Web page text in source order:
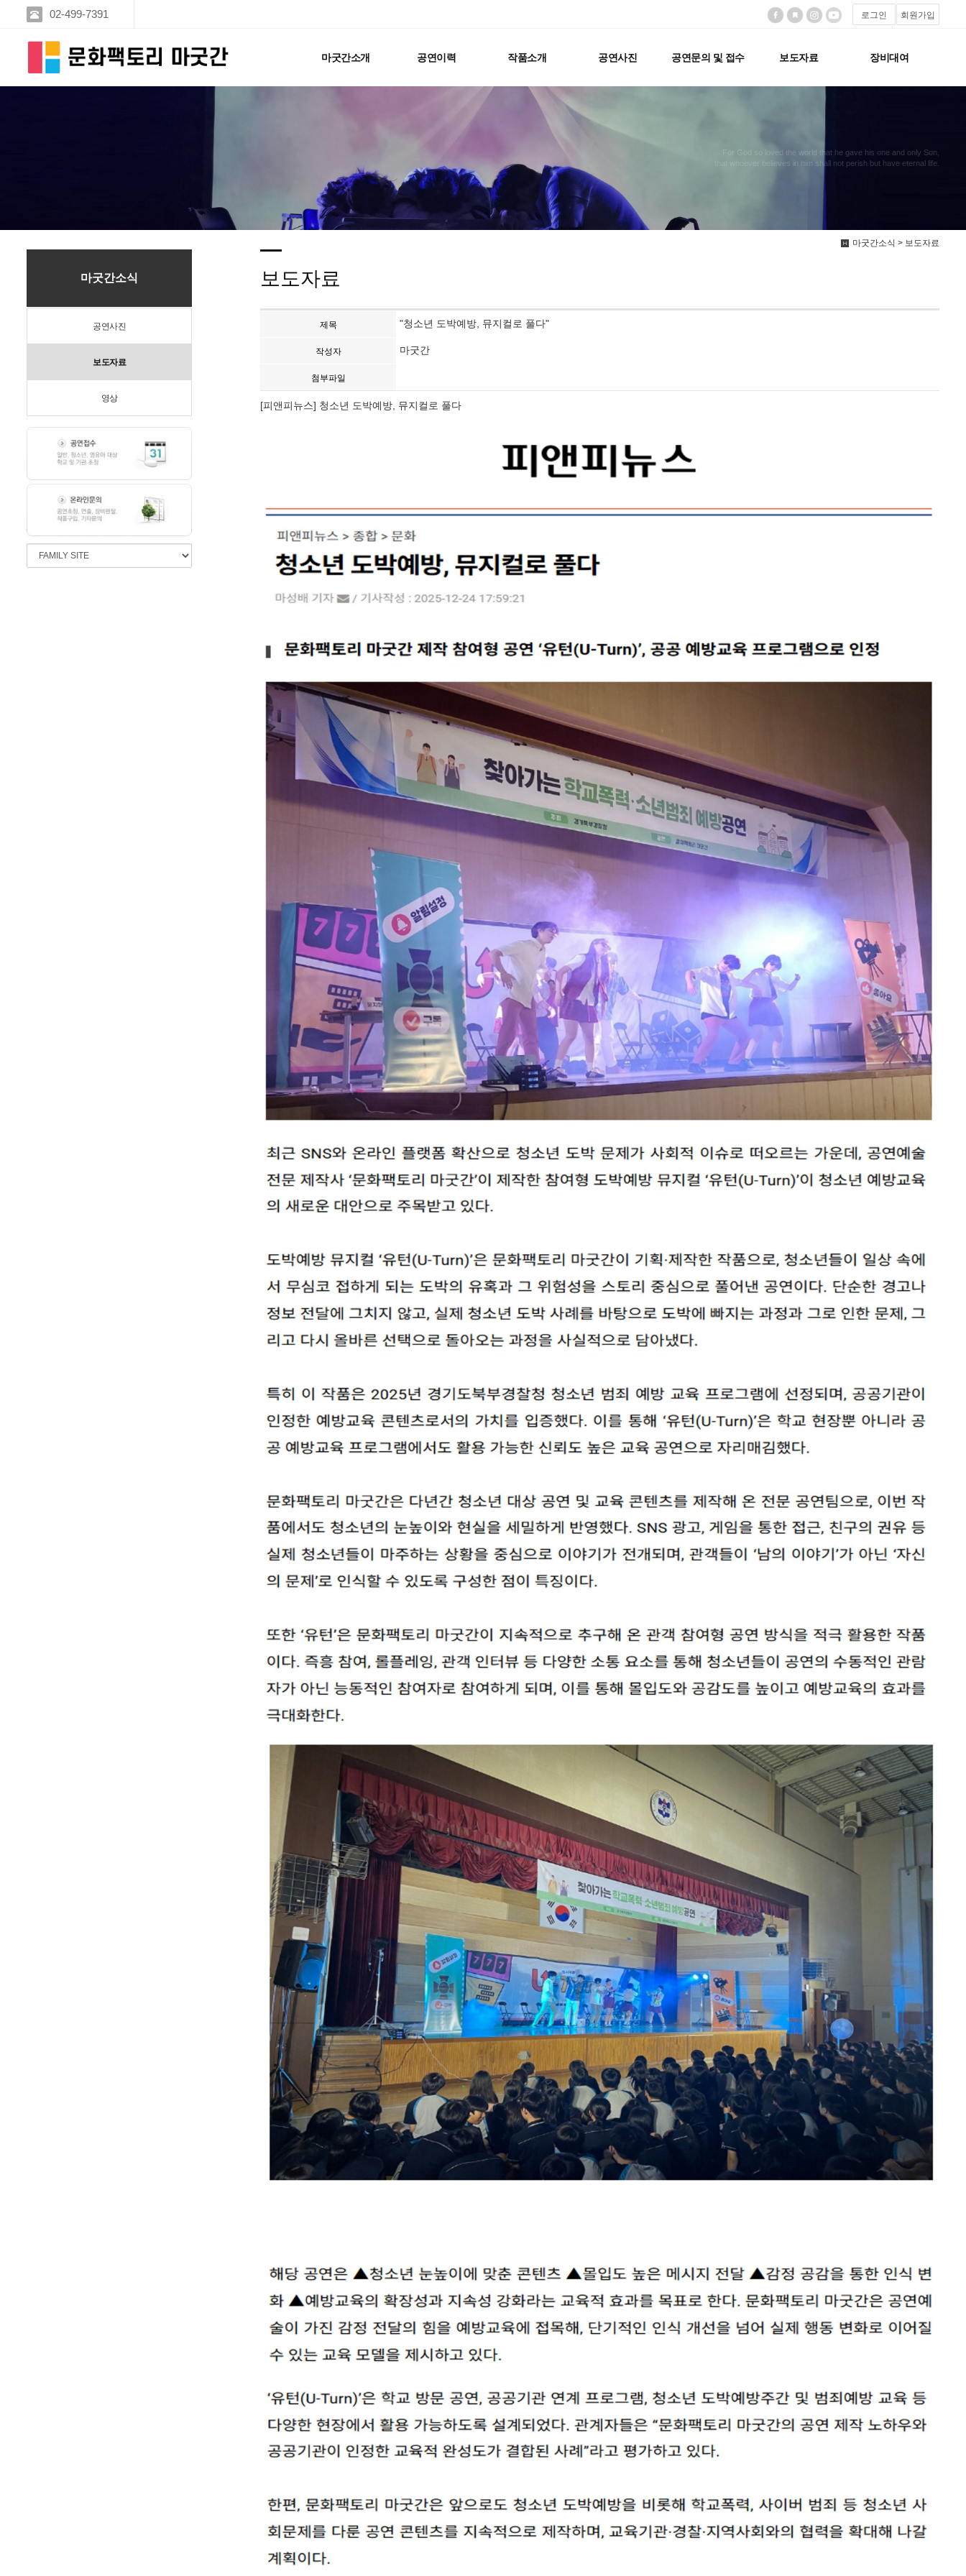
02-499-7391 로그인 회원가입
마굿간소개 공연이력 작품소개 공연사진 공연문의 및 접수 보도자료 장비대여
For God so loved the world that he gave his one and only Son,
that whoever believes in him shall not perish but have eternal life.
마굿간소식 > 보도자료
마굿간소식
공연사진
보도자료
영상
보도자료
제목 "청소년 도박예방, 뮤지컬로 풀다"
작성자 마굿간
첨부파일
[피앤피뉴스] 청소년 도박예방, 뮤지컬로 풀다